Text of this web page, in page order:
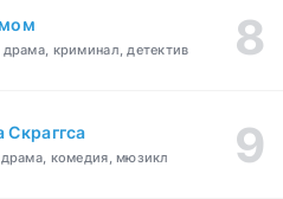
криминал, детектив
Скраггса
комедия, мюзикл